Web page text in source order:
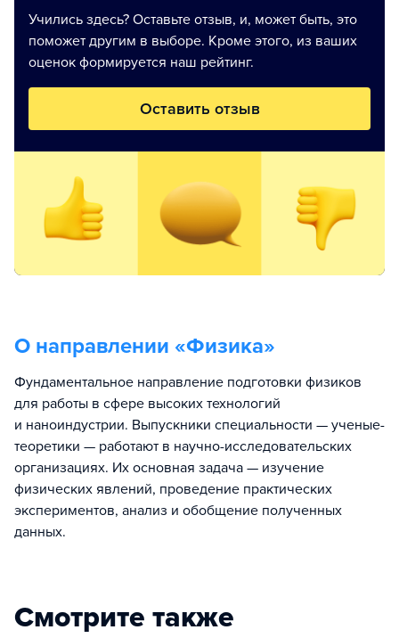
Учились здесь? Оставьте отзыв, и, может быть, это
поможет другим в выборе. Кроме этого, из ваших
оценок формируется наш рейтинг.
Оставить отзыв
О направлении «Физика»
Фундаментальное направление подготовки физиков
для работы в сфере высоких технологий
и наноиндустрии. Выпускники специальности — ученые-
теоретики — работают в научно-исследовательских
организациях. Их основная задача — изучение
физических явлений, проведение практических
экспериментов, анализ и обобщение полученных
данных.
Смотрите также